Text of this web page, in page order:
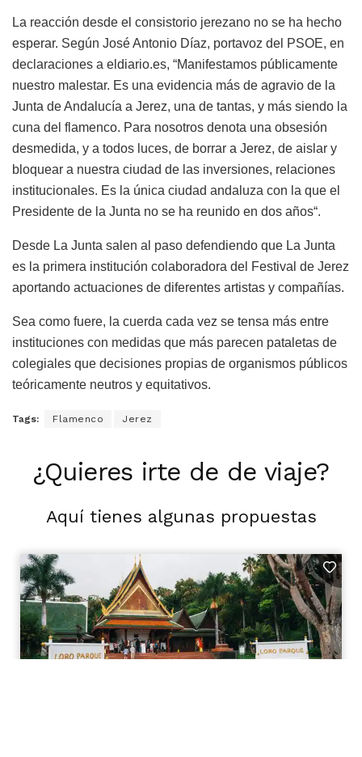
La reacción desde el consistorio jerezano no se ha hecho
esperar. Según José Antonio Díaz, portavoz del PSOE, en
declaraciones a eldiario.es, “Manifestamos públicamente
nuestro malestar. Es una evidencia más de agravio de la
Junta de Andalucía a Jerez, una de tantas, y más siendo la
cuna del flamenco. Para nosotros denota una obsesión
desmedida, y a todos luces, de borrar a Jerez, de aislar y
bloquear a nuestra ciudad de las inversiones, relaciones
institucionales. Es la única ciudad andaluza con la que el
Presidente de la Junta no se ha reunido en dos años“.
Desde La Junta salen al paso defendiendo que La Junta
es la primera institución colaboradora del Festival de Jerez
aportando actuaciones de diferentes artistas y compañías.
Sea como fuere, la cuerda cada vez se tensa más entre
instituciones con medidas que más parecen pataletas de
colegiales que decisiones propias de organismos públicos
teóricamente neutros y equitativos.
Tags: Flamenco Jerez
¿Quieres irte de de viaje?
Aquí tienes algunas propuestas